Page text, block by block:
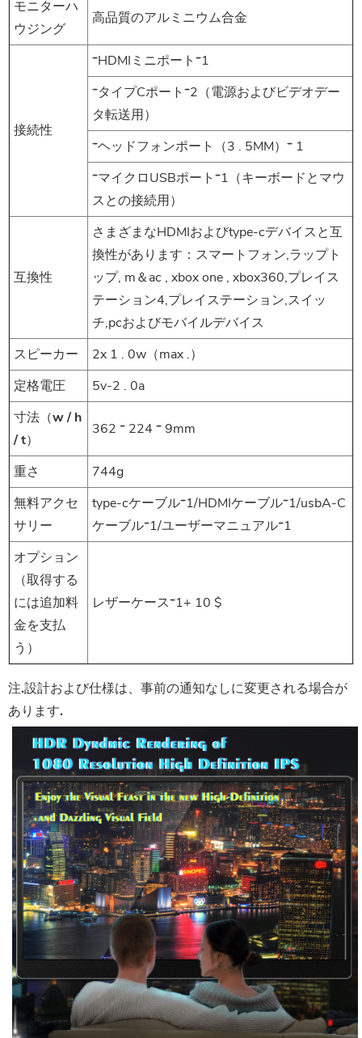
モニターハ
ウジング
高品質のアルミニウム合金
接続性
*HDMIミニポート*1
*タイプCポート*2（電源およびビデオデー
タ転送用）
*ヘッドフォンポート（3 . 5MM）* 1
*マイクロUSBポート*1（キーボードとマウ
スとの接続用）
互換性
さまざまなHDMIおよびtype-cデバイスと互
換性があります：スマートフォン,ラップト
ップ, m＆ac , xbox one , xbox360,プレイス
テーション4,プレイステーション,スイッ
チ,pcおよびモバイルデバイス
スピーカー
2x 1 . 0w（max .）
定格電圧
5v-2 . 0a
寸法（w / h
/ t）
362 * 224 * 9mm
重さ
744g
無料アクセ
サリー
type-cケーブル*1/HDMIケーブル*1/usbA-C
ケーブル*1/ユーザーマニュアル*1
オプション
（取得する
には追加料
金を支払
う）
レザーケース*1+ 10 $
注.設計および仕様は、事前の通知なしに変更される場合が
あります.